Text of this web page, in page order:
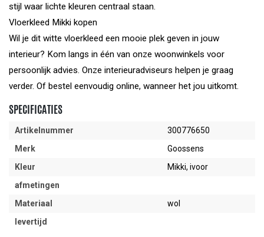
stijl waar lichte kleuren centraal staan.
Vloerkleed Mikki kopen
Wil je dit witte vloerkleed een mooie plek geven in jouw
interieur? Kom langs in één van onze woonwinkels voor
persoonlijk advies. Onze interieuradviseurs helpen je graag
verder. Of bestel eenvoudig online, wanneer het jou uitkomt.
SPECIFICATIES
Artikelnummer
300776650
Merk
Goossens
Kleur
Mikki, ivoor
afmetingen
Materiaal
wol
levertijd